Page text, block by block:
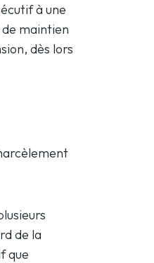
à une
de maintien
dès lors
de la
que